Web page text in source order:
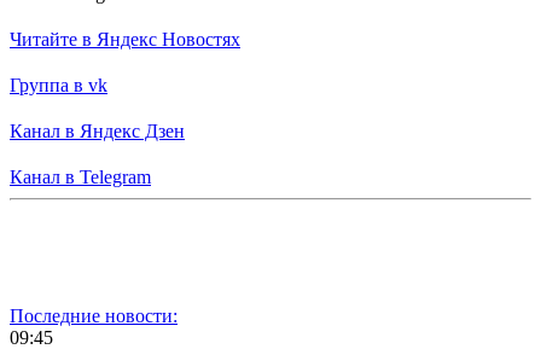
Читайте в Яндекс Новостях
Группа в vk
Канал в Яндекс Дзен
Канал в Telegram
Последние новости:
09:45